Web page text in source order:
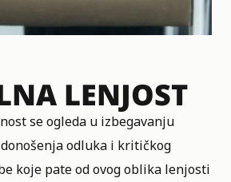
LENJOST
se ogleda u izbegavanju
odluka i kritičkog
koje pate od ovog oblika lenjosti